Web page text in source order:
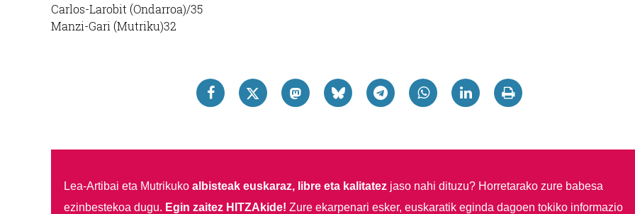
Carlos-Larobit (Ondarroa)/35
Manzi-Gari (Mutriku)32
Lea-Artibai eta Mutrikuko albisteak euskaraz, libre eta kalitatezjaso nahi dituzu? Horretarako zure babesa
ezinbestekoa dugu. Egin zaitez HITZAkide! Zure ekarpenari esker, euskaratik eginda dagoen tokiko informazio